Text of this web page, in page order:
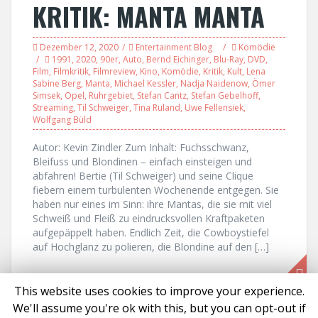
KRITIK: MANTA MANTA
Dezember 12, 2020 Entertainment Blog
Komödie
1991 , 2020, 90er, Auto, Bernd Eichinger, Blu-Ray, DVD,
Film, Filmkritik, Filmreview, Kino, Komödie, Kritik, Kult, Lena
Sabine Berg, Manta, Michael Kessler, Nadja Naidenow, Ömer
Simsek, Opel, Ruhrgebiet, Stefan Cantz, Stefan Gebelhoff,
Streaming, Til Schweiger, Tina Ruland, Uwe Fellensiek,
Wolfgang Büld
Autor: Kevin Zindler Zum Inhalt: Fuchsschwanz,
Bleifuss und Blondinen – einfach einsteigen und
abfahren! Bertie (Til Schweiger) und seine Clique
fiebern einem turbulenten Wochenende entgegen. Sie
haben nur eines im Sinn: ihre Mantas, die sie mit viel
Schweiß und Fleiß zu eindrucksvollen Kraftpaketen
aufgepäppelt haben. Endlich Zeit, die Cowboystiefel
auf Hochglanz zu polieren, die Blondine auf den […]
This website uses cookies to improve your experience.
We'll assume you're ok with this, but you can opt-out if